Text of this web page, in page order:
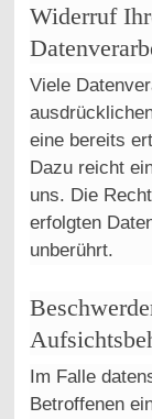
Widerruf
Viele
eine bereits
Dazu reicht
uns. Die
erfolgten
unberührt.
Im Falle
Betroffenen